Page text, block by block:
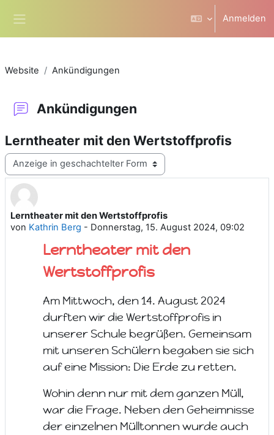
Anmelden
Website Ankündigungen
Ankündigungen
Lerntheater mit den Wertstoffprofis
Anzeigemodus
Lerntheater mit den Wertstoffprofis
von Kathrin Berg - Donnerstag, 15. August 2024, 09:02
Anzahl Antworten: 0
Lerntheater mit den
Wertstoffprofis
Am Mittwoch, den 14. August 2024
durften wir die Wertstoffprofis in
unserer Schule begrüßen. Gemeinsam
mit unseren Schülern begaben sie sich
auf eine Mission: Die Erde zu retten.
Wohin denn nur mit dem ganzen Müll,
war die Frage. Neben den Geheimnisse
der einzelnen Mülltonnen wurde auch